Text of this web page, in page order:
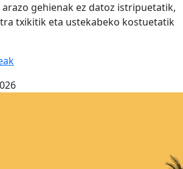
gehienak ez datoz istripuetatik,
txikitik eta ustekabeko kostuetatik